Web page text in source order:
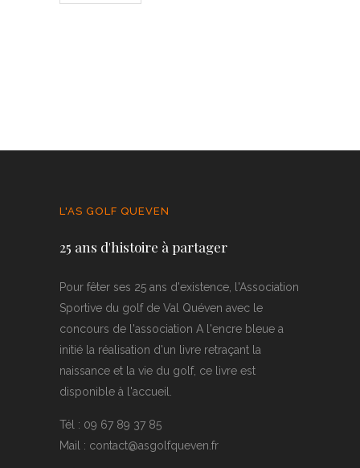
L'AS GOLF QUEVEN
25 ans d'histoire à partager
Pour fêter ses 25 ans d'existence, l'Association
Sportive du golf de Val Quéven avec le
concours de l'association A l'encre bleue a
initié la réalisation d'un livre retraçant la
naissance et la vie du golf, ce livre est
disponible à l'accueil.
Tél : 09 67 89 37 85
Mail : contact@asgolfqueven.fr